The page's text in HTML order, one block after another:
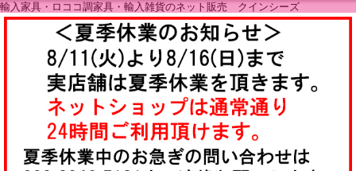
輸入家具・ロココ調家具・輸入雑貨のネット販売 クインシーズ